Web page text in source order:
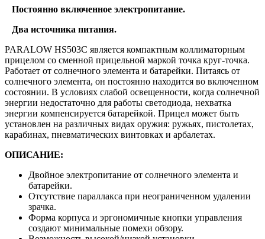
Постоянно включенное электропитание.
Два источника питания.
PARALOW HS503C является компактным коллиматорным
прицелом со сменной прицельной маркой точка круг-точка.
Работает от солнечного элемента и батарейки. Питаясь от
солнечного элемента, он постоянно находится во включенном
состоянии. В условиях слабой освещенности, когда солнечной
энергии недостаточно для работы светодиода, нехватка
энергии компенсируется батарейкой. Прицел может быть
установлен на различных видах оружия: ружьях, пистолетах,
карабинах, пневматических винтовках и арбалетах.
ОПИСАНИЕ:
Двойное электропитание от солнечного элемента и
батарейки.
Отсутствие параллакса при неограниченном удалении
зрачка.
Форма корпуса и эргономичные кнопки управления
создают минимальные помехи обзору.